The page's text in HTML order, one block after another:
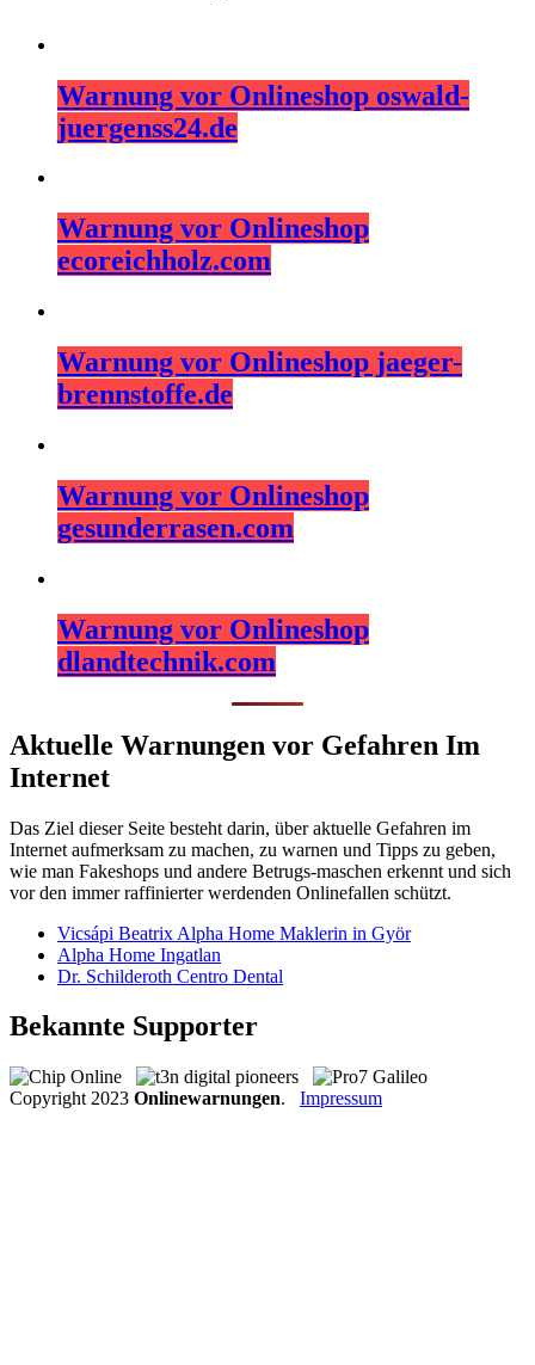
Warnung vor Onlineshop oswald-
juergenss24.de
Warnung vor Onlineshop
ecoreichholz.com
Warnung vor Onlineshop jaeger-
brennstoffe.de
Warnung vor Onlineshop
gesunderrasen.com
Warnung vor Onlineshop
dlandtechnik.com
Aktuelle Warnungen vor Gefahren Im
Internet
Das Ziel dieser Seite besteht darin, über aktuelle Gefahren im
Internet aufmerksam zu machen, zu warnen und Tipps zu geben,
wie man Fakeshops und andere Betrugs-maschen erkennt und sich
vor den immer raffinierter werdenden Onlinefallen schützt.
Vicsápi Beatrix Alpha Home Maklerin in Györ
Alpha Home Ingatlan
Dr. Schilderoth Centro Dental
Bekannte Supporter
Copyright 2023 Onlinewarnungen. Impressum